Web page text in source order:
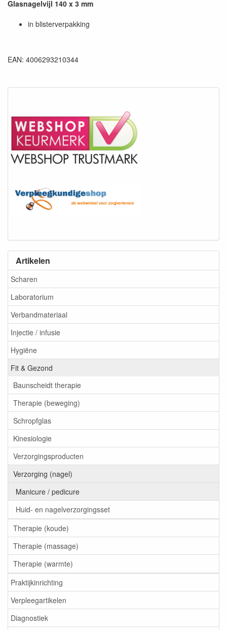
Artikelen
Scharen
Laboratorium
Verbandmateriaal
Injectie / infusie
Hygiëne
Fit & Gezond
Baunscheidt therapie
Therapie (beweging)
Schropfglas
Kinesiologie
Verzorgingsproducten
Verzorging (nagel)
Manicure / pedicure
Huid- en nagelverzorgingsset
Therapie (koude)
Therapie (massage)
Therapie (warmte)
Praktijkinrichting
Verpleegartikelen
Diagnostiek
Glasnagelvijl 140 x 3 mm
in blisterverpakking
EAN: 4006293210344